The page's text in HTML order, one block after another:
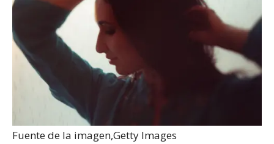
Fuente de la imagen,Getty Images